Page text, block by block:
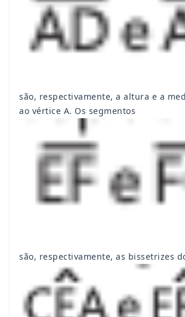
são, respectivamente, a altura e a
ao vértice A. Os segmentos
são, respectivamente, as bissetrizes